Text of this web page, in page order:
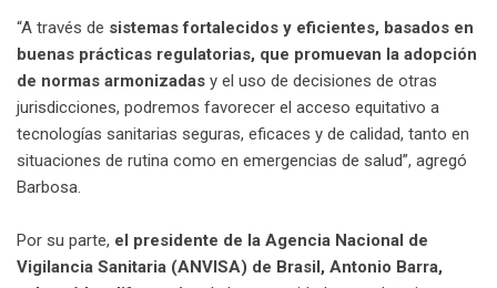
“A través de sistemas fortalecidos y eficientes, basados en
buenas prácticas regulatorias, que promuevan la adopción
de normas armonizadas y el uso de decisiones de otras
jurisdicciones, podremos favorecer el acceso equitativo a
tecnologías sanitarias seguras, eficaces y de calidad, tanto en
situaciones de rutina como en emergencias de salud”, agregó
Barbosa.
Por su parte, el presidente de la Agencia Nacional de
Vigilancia Sanitaria (ANVISA) de Brasil, Antonio Barra,